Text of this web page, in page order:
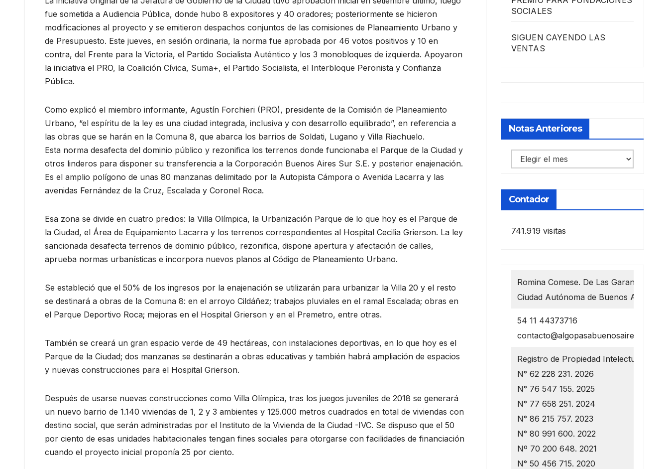
fue sometida a Audiencia Pública, donde hubo 8 expositores y 40 oradores; posteriormente se hicieron
modificaciones al proyecto y se emitieron despachos conjuntos de las comisiones de Planeamiento Urbano y
de Presupuesto. Este jueves, en sesión ordinaria, la norma fue aprobada por 46 votos positivos y 10 en
contra, del Frente para la Victoria, el Partido Socialista Auténtico y los 3 monobloques de izquierda. Apoyaron
la iniciativa el PRO, la Coalición Cívica, Suma+, el Partido Socialista, el Interbloque Peronista y Confianza
Pública.
Como explicó el miembro informante, Agustín Forchieri (PRO), presidente de la Comisión de Planeamiento
Urbano, “el espíritu de la ley es una ciudad integrada, inclusiva y con desarrollo equilibrado”, en referencia a
las obras que se harán en la Comuna 8, que abarca los barrios de Soldati, Lugano y Villa Riachuelo.
Esta norma desafecta del dominio público y rezonifica los terrenos donde funcionaba el Parque de la Ciudad y
otros linderos para disponer su transferencia a la Corporación Buenos Aires Sur S.E. y posterior enajenación.
Es el amplio polígono de unas 80 manzanas delimitado por la Autopista Cámpora o Avenida Lacarra y las
avenidas Fernández de la Cruz, Escalada y Coronel Roca.
Esa zona se divide en cuatro predios: la Villa Olímpica, la Urbanización Parque de lo que hoy es el Parque de
la Ciudad, el Área de Equipamiento Lacarra y los terrenos correspondientes al Hospital Cecilia Grierson. La ley
sancionada desafecta terrenos de dominio público, rezonifica, dispone apertura y afectación de calles,
aprueba normas urbanísticas e incorpora nuevos planos al Código de Planeamiento Urbano.
Se estableció que el 50% de los ingresos por la enajenación se utilizarán para urbanizar la Villa 20 y el resto
se destinará a obras de la Comuna 8: en el arroyo Cildáñez; trabajos pluviales en el ramal Escalada; obras en
el Parque Deportivo Roca; mejoras en el Hospital Grierson y en el Premetro, entre otras.
También se creará un gran espacio verde de 49 hectáreas, con instalaciones deportivas, en lo que hoy es el
Parque de la Ciudad; dos manzanas se destinarán a obras educativas y también habrá ampliación de espacios
y nuevas construcciones para el Hospital Grierson.
Después de usarse nuevas construcciones como Villa Olímpica, tras los juegos juveniles de 2018 se generará
un nuevo barrio de 1.140 viviendas de 1, 2 y 3 ambientes y 125.000 metros cuadrados en total de viviendas con
destino social, que serán administradas por el Instituto de la Vivienda de la Ciudad -IVC. Se dispuso que el 50
por ciento de esas unidades habitacionales tengan fines sociales para otorgarse con facilidades de financiación
cuando el proyecto inicial proponía 25 por ciento.
SOCIALES
SIGUEN CAYENDO LAS
VENTAS
Notas Anteriores
Notas
anteriores
Contador
741.919 visitas
Romina Comese. De Las Garantías 1218
Ciudad Autónoma de Buenos Aires
54 11 44373716
contacto@algopasabuenosaires.com.ar
Registro de Propiedad Intelectual
N° 62 228 231. 2026
N° 76 547 155. 2025
N° 77 658 251. 2024
N° 86 215 757. 2023
N° 80 991 600. 2022
Nº 70 200 648. 2021
N° 50 456 715. 2020